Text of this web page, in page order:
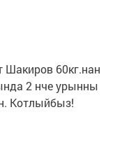
60кг.нан
2 нче урынны
Котлыйбыз!